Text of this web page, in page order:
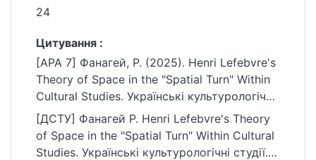
24
Цитування :
[APA 7] Фанагей, Р. (2025). Henri Lefebvre's
Theory of Space in the "Spatial Turn" Within
Cultural Studies. Українські культурологічні
студії, (2(17)), 19–24.
https://doi.org/10.17721/UCS.2025.2(17).03
[ДСТУ] Фанагей Р. Henri Lefebvre's Theory
of Space in the "Spatial Turn" Within Cultural
Studies. Українські культурологічні студії.